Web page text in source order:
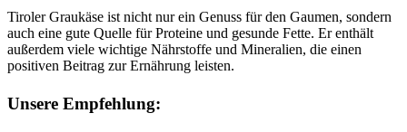
Tiroler Graukäse ist nicht nur ein Genuss für den Gaumen, sondern
auch eine gute Quelle für Proteine und gesunde Fette. Er enthält
außerdem viele wichtige Nährstoffe und Mineralien, die einen
positiven Beitrag zur Ernährung leisten.
Unsere Empfehlung: